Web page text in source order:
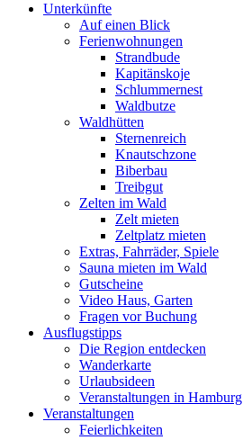
Unterkünfte
Auf einen Blick
Ferienwohnungen
Strandbude
Kapitänskoje
Schlummernest
Waldbutze
Waldhütten
Sternenreich
Knautschzone
Biberbau
Treibgut
Zelten im Wald
Zelt mieten
Zeltplatz mieten
Extras, Fahrräder, Spiele
Sauna mieten im Wald
Gutscheine
Video Haus, Garten
Fragen vor Buchung
Ausflugstipps
Die Region entdecken
Wanderkarte
Urlaubsideen
Veranstaltungen in Hamburg
Veranstaltungen
Feierlichkeiten